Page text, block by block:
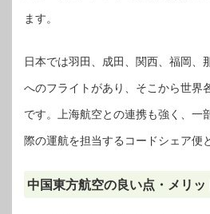
ます。
日本では羽田、成田、関西、福岡、
へのフライトがあり、そこから世界
です。上海航空との連携も強く、一
際の運航を担当するコードシェア便
中国東方航空の良い点・メリッ